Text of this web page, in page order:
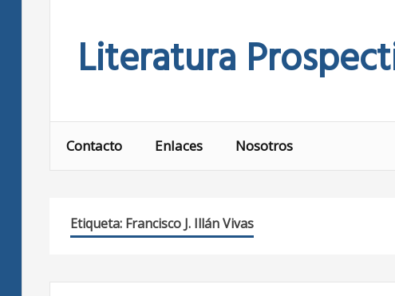
Literatura
Contacto Enlaces Nosotros
Etiqueta: Francisco J. Illán Vivas